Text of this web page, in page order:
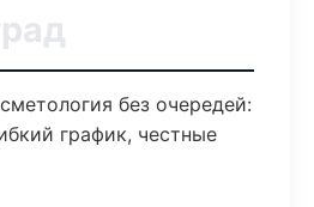
без очередей:
график, честные